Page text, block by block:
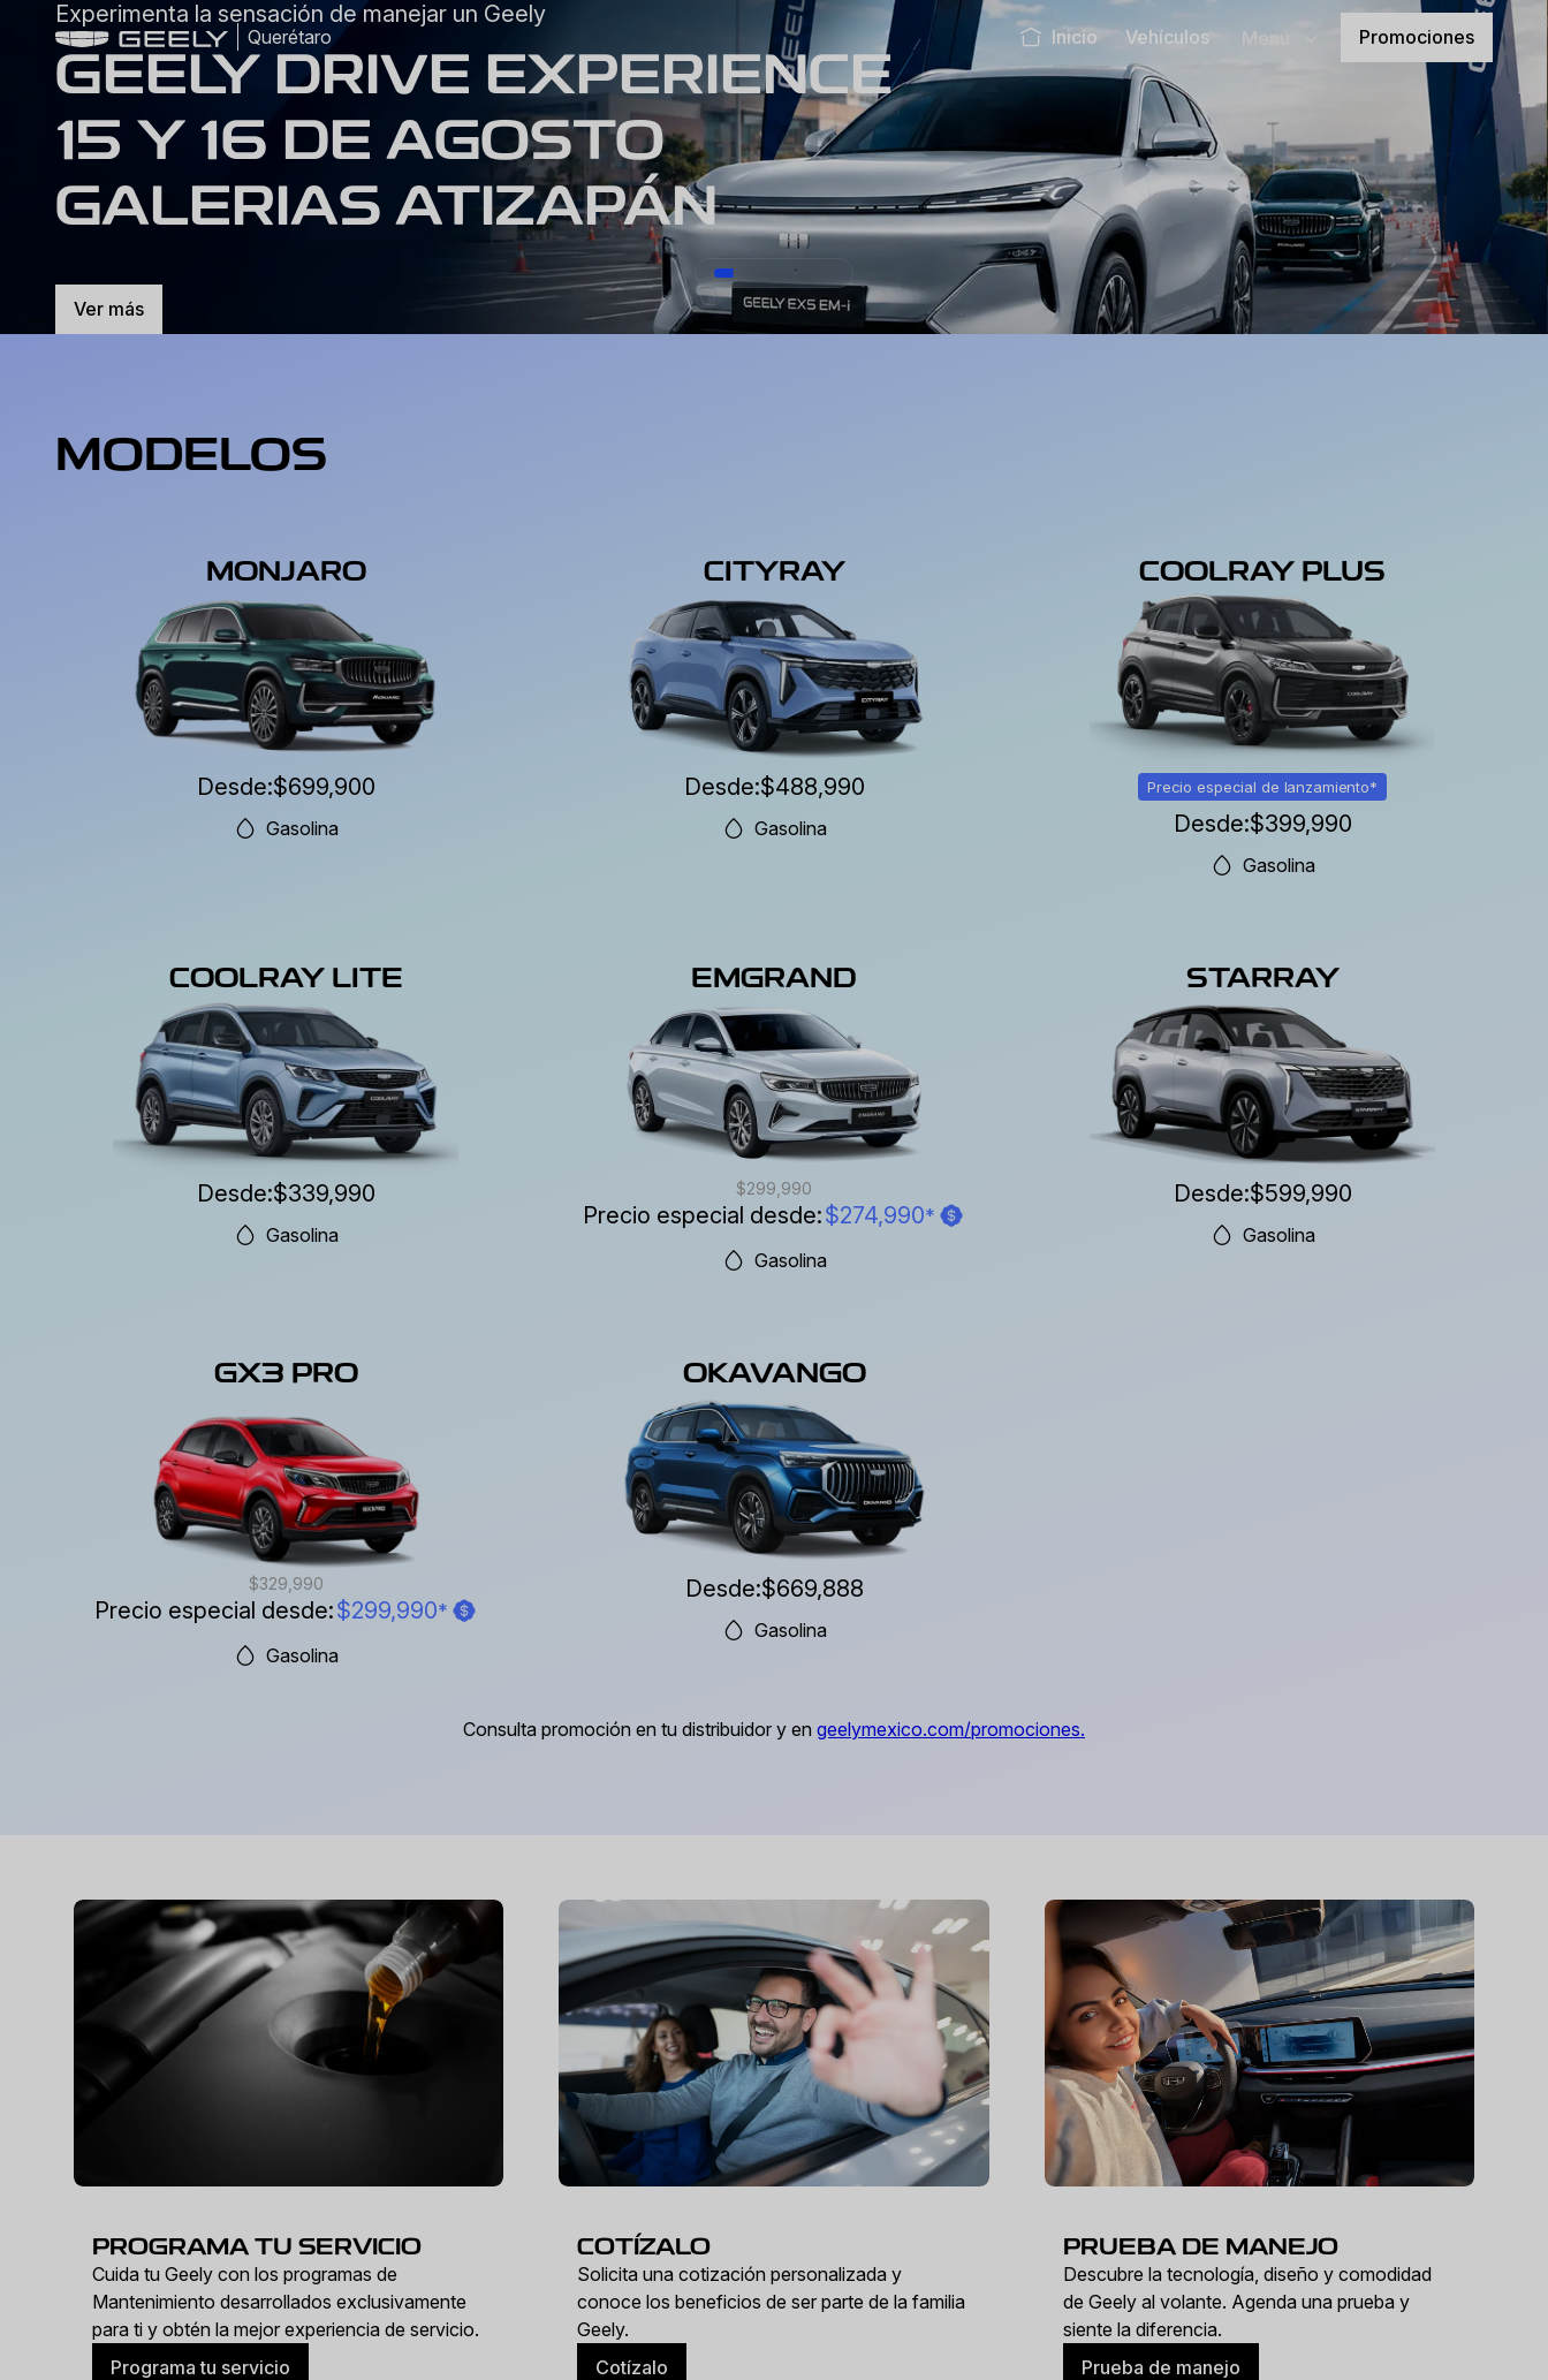
Querétaro Inicio Vehículos Menú Promociones
Experimenta la sensación de manejar un Geely
GEELY DRIVE EXPERIENCE
15 Y 16 DE AGOSTO
GALERIAS ATIZAPÁN
Ver más
MODELOS
MONJARO
Desde:$699,900
Gasolina
CITYRAY
Desde:$488,990
Gasolina
COOLRAY PLUS
Precio especial de lanzamiento*
Desde:$399,990
Gasolina
COOLRAY LITE
Desde:$339,990
Gasolina
EMGRAND
$299,990
Precio especial desde:$274,990*
Gasolina
STARRAY
Desde:$599,990
Gasolina
GX3 PRO
$329,990
Precio especial desde:$299,990*
Gasolina
OKAVANGO
Desde:$669,888
Gasolina
Consulta promoción en tu distribuidor y en geelymexico.com/promociones.
PROGRAMA TU SERVICIO
Cuida tu Geely con los programas de
Mantenimiento desarrollados exclusivamente
para ti y obtén la mejor experiencia de servicio.
Programa tu servicio
COTÍZALO
Solicita una cotización personalizada y
conoce los beneficios de ser parte de la familia
Geely.
Cotízalo
PRUEBA DE MANEJO
Descubre la tecnología, diseño y comodidad
de Geely al volante. Agenda una prueba y
siente la diferencia.
Prueba de manejo